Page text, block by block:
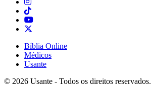
Bíblia Online
Médicos
Usante
© 2026 Usante - Todos os direitos reservados.